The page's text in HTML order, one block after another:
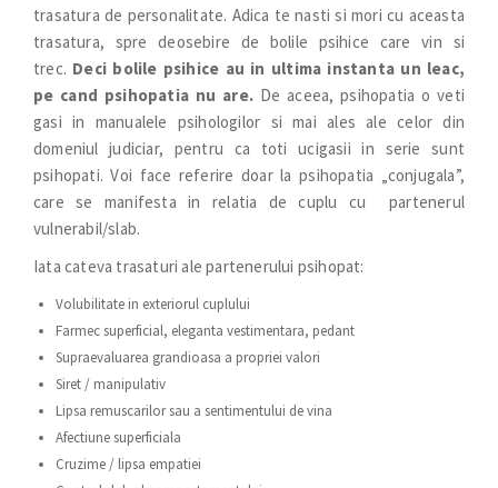
trasatura de personalitate. Adica te nasti si mori cu aceasta
trasatura, spre deosebire de bolile psihice care vin si
trec. Deci bolile psihice au in ultima instanta un leac,
pe cand psihopatia nu are.De aceea, psihopatia o veti
gasi in manualele psihologilor si mai ales ale celor din
domeniul judiciar, pentru ca toti ucigasii in serie sunt
psihopati. Voi face referire doar la psihopatia „conjugala”,
care se manifesta in relatia de cuplu cu partenerul
vulnerabil/slab.
Iata cateva trasaturi ale partenerului psihopat:
Volubilitate in exteriorul cuplului
Farmec superficial, eleganta vestimentara, pedant
Supraevaluarea grandioasa a propriei valori
Siret / manipulativ
Lipsa remuscarilor sau a sentimentului de vina
Afectiune superficiala
Cruzime / lipsa empatiei